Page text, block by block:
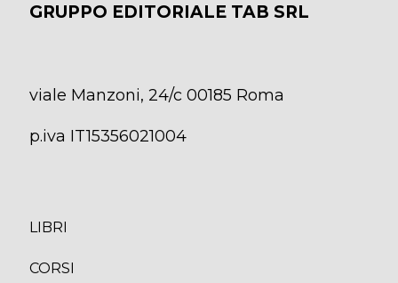
GRUPPO EDITORIALE TAB SRL
viale Manzoni, 24/c 00185 Roma
p.iva IT15356021004
LIBRI
CORS